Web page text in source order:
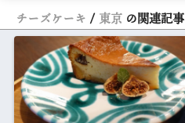
チーズケーキ 東京 の関連記事